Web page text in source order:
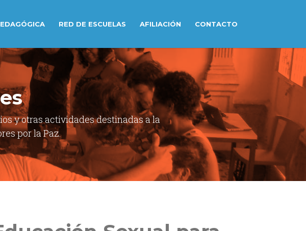
RED DE ESCUELAS AFILIACIÓN CONTACTO
y otras actividades destinadas a la
por la Paz.